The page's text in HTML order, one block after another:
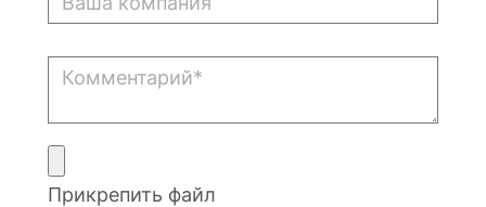
Прикрепить файл